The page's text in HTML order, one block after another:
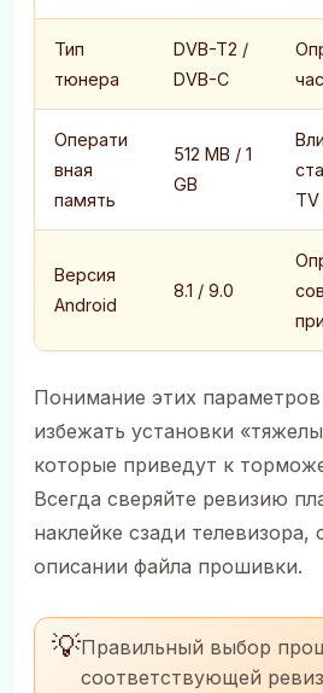
Тип
тюнера
DVB-T2 /
DVB-C
Операти
вная
память
512 MB / 1
GB
TV
Версия
Android
8.1 / 9.0
Понимание этих
избежать установки
которые приведут к
Всегда сверяйте ревизию
наклейке сзади
описании файла прошивки.
💡Правильный выбор
соответствующей